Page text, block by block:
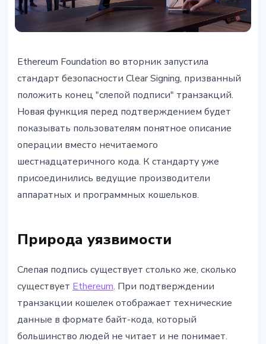
Ethereum запускает Clear
Signing: конец слепой подписи
транзакций
13 мая 2026 г.3 мин чтения
Наталия Дорофеева
Ethereum Foundation во вторник запустила
стандарт безопасности Clear Signing, призванный
положить конец "слепой подписи" транзакций.
Новая функция перед подтверждением будет
показывать пользователям понятное описание
операции вместо нечитаемого
шестнадцатеричного кода. К стандарту уже
присоединились ведущие производители
аппаратных и программных кошельков.
Природа уязвимости
Слепая подпись существует столько же, сколько
существует Ethereum. При подтверждении
транзакции кошелек отображает технические
данные в формате байт-кода, который
большинство людей не читает и не понимает.